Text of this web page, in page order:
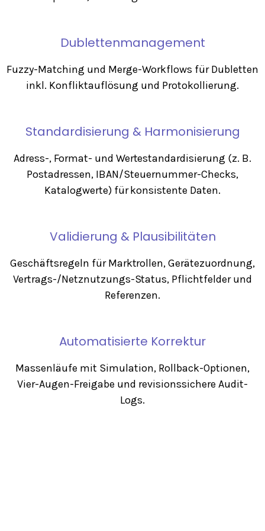
Dublettenmanagement
Fuzzy-Matching und Merge-Workflows für Dubletten
inkl. Konfliktauflösung und Protokollierung.
Standardisierung & Harmonisierung
Adress-, Format- und Wertestandardisierung (z. B.
Postadressen, IBAN/Steuernummer-Checks,
Katalogwerte) für konsistente Daten.
Validierung & Plausibilitäten
Geschäftsregeln für Marktrollen, Gerätezuordnung,
Vertrags-/Netznutzungs-Status, Pflichtfelder und
Referenzen.
Automatisierte Korrektur
Massenläufe mit Simulation, Rollback-Optionen,
Vier-Augen-Freigabe und revisionssichere Audit-
Logs.